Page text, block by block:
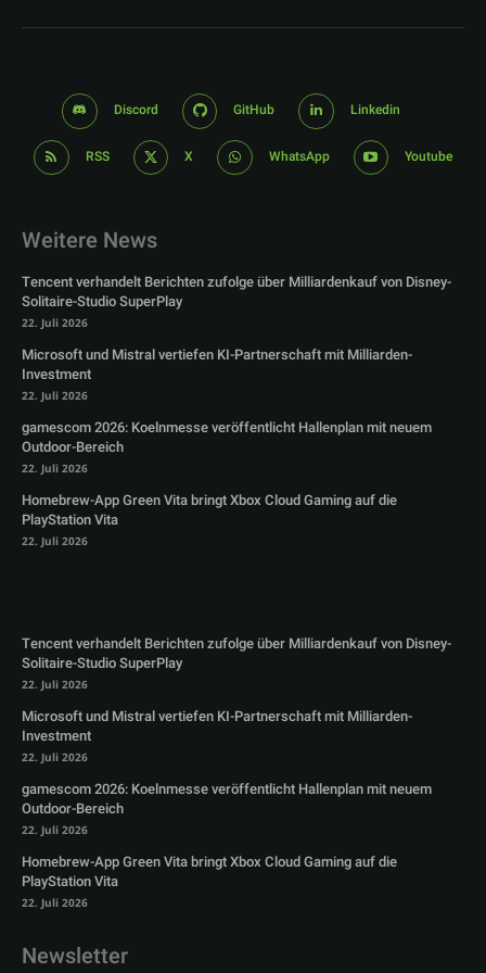
Discord GitHub Linkedin
RSS X WhatsApp Youtube
Weitere News
Tencent verhandelt Berichten zufolge über Milliardenkauf von Disney-
Solitaire-Studio SuperPlay
22. Juli 2026
Microsoft und Mistral vertiefen KI-Partnerschaft mit Milliarden-
Investment
22. Juli 2026
gamescom 2026: Koelnmesse veröffentlicht Hallenplan mit neuem
Outdoor-Bereich
22. Juli 2026
Homebrew-App Green Vita bringt Xbox Cloud Gaming auf die
PlayStation Vita
22. Juli 2026
Tencent verhandelt Berichten zufolge über Milliardenkauf von Disney-
Solitaire-Studio SuperPlay
22. Juli 2026
Microsoft und Mistral vertiefen KI-Partnerschaft mit Milliarden-
Investment
22. Juli 2026
gamescom 2026: Koelnmesse veröffentlicht Hallenplan mit neuem
Outdoor-Bereich
22. Juli 2026
Homebrew-App Green Vita bringt Xbox Cloud Gaming auf die
PlayStation Vita
22. Juli 2026
Newsletter